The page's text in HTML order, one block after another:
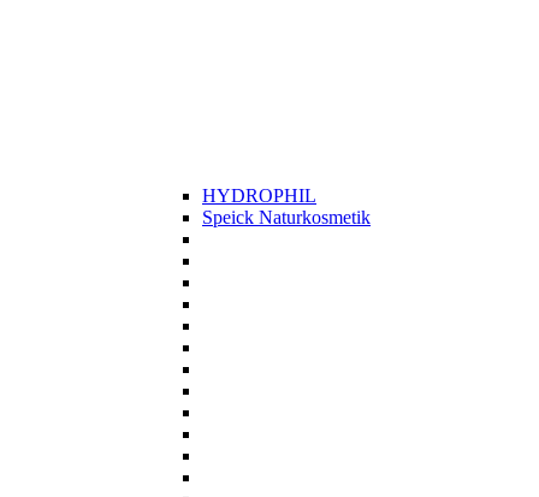
HYDROPHIL
Speick Naturkosmetik